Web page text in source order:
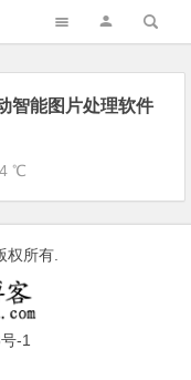
智能图片处理软件
℃
所有.
-1